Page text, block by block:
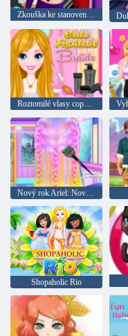
Zkouška ke stanovení povolání
Roztomilé vlasy copánky
Nový rok Ariel: Nové účesy
Shopaholic Rio